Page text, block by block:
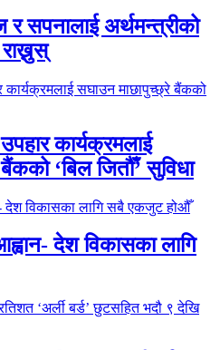
र सपनालाई अर्थमन्त्रीको
कार्यक्रमलाई
‘बिल जितौँ’ सुविधा
देश विकासका लागि